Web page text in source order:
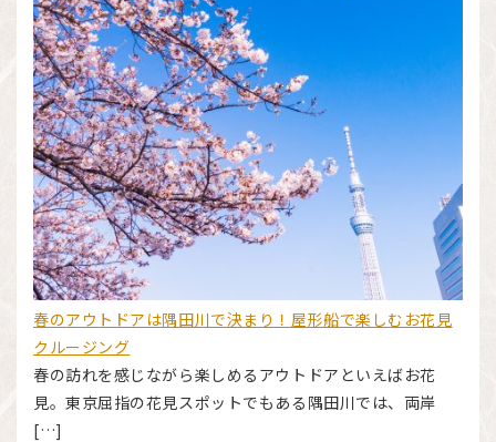
春のアウトドアは隅田川で決まり！屋形船で楽しむお花見
クルージング
春の訪れを感じながら楽しめるアウトドアといえばお花
見。東京屈指の花見スポットでもある隅田川では、両岸
[…]